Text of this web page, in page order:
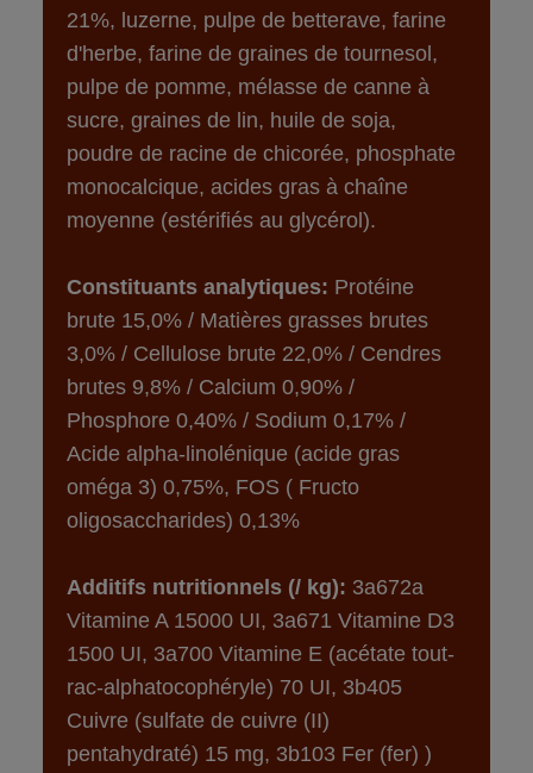
21%, luzerne, pulpe de betterave, farine
d'herbe, farine de graines de tournesol,
pulpe de pomme, mélasse de canne à
sucre, graines de lin, huile de soja,
poudre de racine de chicorée, phosphate
monocalcique, acides gras à chaîne
moyenne (estérifiés au glycérol).
Constituants analytiques: Protéine
brute 15,0% / Matières grasses brutes
3,0% / Cellulose brute 22,0% / Cendres
brutes 9,8% / Calcium 0,90% /
Phosphore 0,40% / Sodium 0,17% /
Acide alpha-linolénique (acide gras
oméga 3) 0,75%, FOS ( Fructo
oligosaccharides) 0,13%
Additifs nutritionnels (/ kg): 3a672a
Vitamine A 15000 UI, 3a671 Vitamine D3
1500 UI, 3a700 Vitamine E (acétate tout-
rac-alphatocophéryle) 70 UI, 3b405
Cuivre (sulfate de cuivre (II)
pentahydraté) 15 mg, 3b103 Fer (fer) )